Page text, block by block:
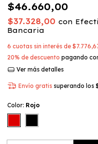
$46.660,00
$37.328,00 con
Bancaria
6 cuotas sin interés de
20% de descuento pagando
Ver más detalles
Envío gratis superando los
Color: Rojo